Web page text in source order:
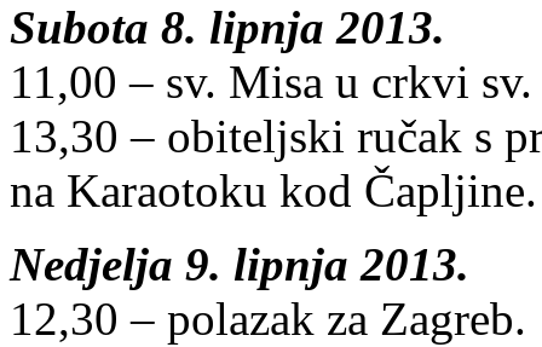
Subota 8. lipnja 2013.
11,00 – sv. Misa u crkvi
13,30 – obiteljski ručak s
na Karaotoku kod Čapljine.
Nedjelja 9. lipnja 2013.
12,30 – polazak za Zagreb.